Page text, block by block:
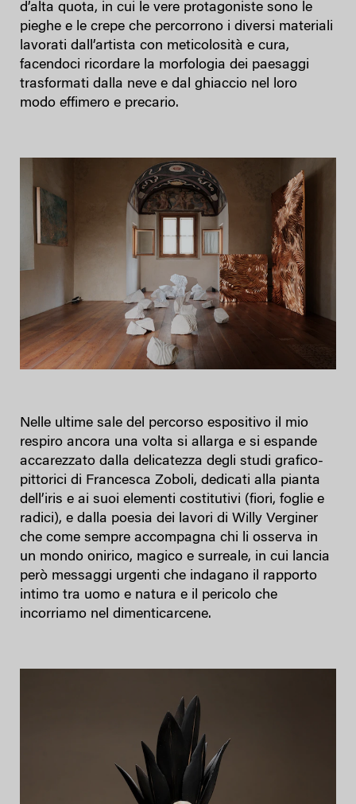
d’alta quota, in cui le vere protagoniste sono le
pieghe e le crepe che percorrono i diversi materiali
lavorati dall’artista con meticolosità e cura,
facendoci ricordare la morfologia dei paesaggi
trasformati dalla neve e dal ghiaccio nel loro
modo effimero e precario.
Nelle ultime sale del percorso espositivo il mio
respiro ancora una volta si allarga e si espande
accarezzato dalla delicatezza degli studi grafico-
pittorici di Francesca Zoboli, dedicati alla pianta
dell’iris e ai suoi elementi costitutivi (fiori, foglie e
radici), e dalla poesia dei lavori di Willy Verginer
che come sempre accompagna chi li osserva in
un mondo onirico, magico e surreale, in cui lancia
però messaggi urgenti che indagano il rapporto
intimo tra uomo e natura e il pericolo che
incorriamo nel dimenticarcene.